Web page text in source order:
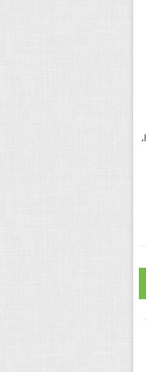
درک نوردهی – همراه با توضیح ISO،